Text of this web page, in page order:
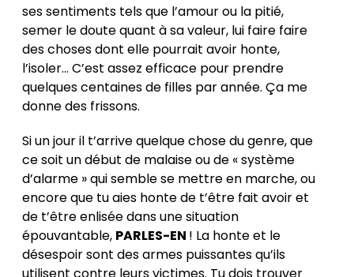
ses sentiments tels que l’amour ou la pitié,
semer le doute quant à sa valeur, lui faire faire
des choses dont elle pourrait avoir honte,
l’isoler… C’est assez efficace pour prendre
quelques centaines de filles par année. Ça me
donne des frissons.
Si un jour il t’arrive quelque chose du genre, que
ce soit un début de malaise ou de « système
d’alarme » qui semble se mettre en marche, ou
encore que tu aies honte de t’être fait avoir et
de t’être enlisée dans une situation
épouvantable, PARLES-EN ! La honte et le
désespoir sont des armes puissantes qu’ils
utilisent contre leurs victimes. Tu dois trouver